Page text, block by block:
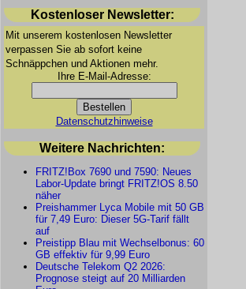
Kostenloser Newsletter:
Mit unserem kostenlosen Newsletter
verpassen Sie ab sofort keine
Schnäppchen und Aktionen mehr.
Ihre E-Mail-Adresse:
Datenschutzhinweise
Weitere Nachrichten:
FRITZ!Box 7690 und 7590: Neues
Labor-Update bringt FRITZ!OS 8.50
näher
Preishammer Lyca Mobile mit 50 GB
für 7,49 Euro: Dieser 5G-Tarif fällt
auf
Preistipp Blau mit Wechselbonus: 60
GB effektiv für 9,99 Euro
Deutsche Telekom Q2 2026:
Prognose steigt auf 20 Milliarden